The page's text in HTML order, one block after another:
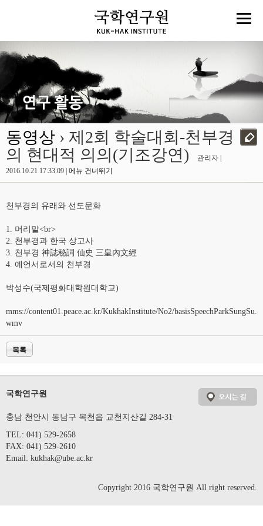
동영상 › 제2회 학술대회-천부경
의 현대적 의의(기조강연)
관리자 |
2016.10.21 17:33:09 | 메뉴 건너뛰기
천부경의 유래와 선도문화
1. 머리말<br>
2. 천부경과 한국 상고사
3. 천부경 神誌秘詞 仙史 三皇內文經
4. 예언서로서의 천부경
박성수(국제평화대학원대학교)
mms://content01.peace.ac.kr/KukhakInstitute/No2/basisSpeechParkSungSu.
wmv
목록
국학연구원
충남 천안시 동남구 목천읍 교천지산길 284-31
TEL: 041) 529-2658
FAX: 041) 529-2610
Email: kukhak@ube.ac.kr
Copyright 2016 국학연구원 All right reserved.